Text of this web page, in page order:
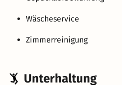
Wäscheservice
Zimmerreinigung
Unterhaltung